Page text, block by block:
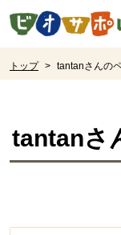
ページの先頭です。
トップ > tantanさんの
tantanさ